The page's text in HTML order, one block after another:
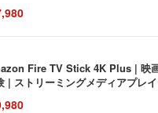
Fire TV Stick 4K Plus | 映
| ストリーミングメディアプレ